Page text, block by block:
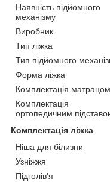
Наявність підйомного
механізму
Виробник
Тип ліжка
Тип підйомного
Форма ліжка
Комплектація матрацом
Комплектація
ортопедичним
Комплектація ліжка
Ніша для білизни
Узніжжя
Підголів'я